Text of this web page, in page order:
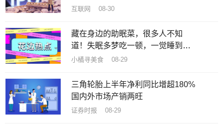
互联网 08-30
藏在身边的助眠菜，很多人不知
道！失眠多梦吃一顿，一觉睡到天
亮
小橘寻美食 08-29
三角轮胎上半年净利同比增超180%
国内外市场产销两旺
证券时报 08-29